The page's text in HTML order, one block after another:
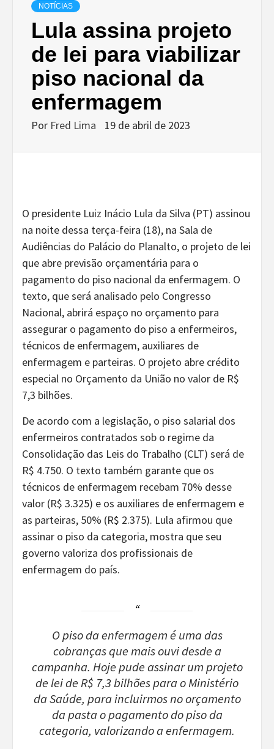
NOTÍCIAS
Lula assina projeto
de lei para viabilizar
piso nacional da
enfermagem
Por Fred Lima 19 de abril de 2023
O presidente Luiz Inácio Lula da Silva (PT) assinou
na noite dessa terça-feira (18), na Sala de
Audiências do Palácio do Planalto, o projeto de lei
que abre previsão orçamentária para o
pagamento do piso nacional da enfermagem. O
texto, que será analisado pelo Congresso
Nacional, abrirá espaço no orçamento para
assegurar o pagamento do piso a enfermeiros,
técnicos de enfermagem, auxiliares de
enfermagem e parteiras. O projeto abre crédito
especial no Orçamento da União no valor de R$
7,3 bilhões.
De acordo com a legislação, o piso salarial dos
enfermeiros contratados sob o regime da
Consolidação das Leis do Trabalho (CLT) será de
R$ 4.750. O texto também garante que os
técnicos de enfermagem recebam 70% desse
valor (R$ 3.325) e os auxiliares de enfermagem e
as parteiras, 50% (R$ 2.375). Lula afirmou que
assinar o piso da categoria, mostra que seu
governo valoriza dos profissionais de
enfermagem do país.
O piso da enfermagem é uma das
cobranças que mais ouvi desde a
campanha. Hoje pude assinar um projeto
de lei de R$ 7,3 bilhões para o Ministério
da Saúde, para incluirmos no orçamento
da pasta o pagamento do piso da
categoria, valorizando a enfermagem.